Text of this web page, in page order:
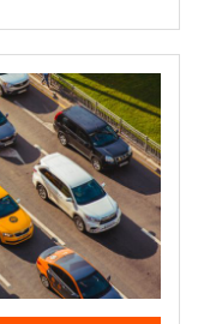
Auto:
Cum
Alegi
Marca